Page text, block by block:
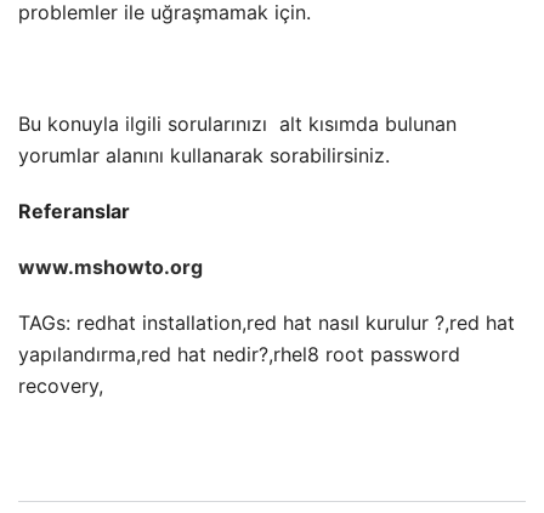
problemler ile uğraşmamak için.
Bu konuyla ilgili sorularınızı alt kısımda bulunan
yorumlar alanını kullanarak sorabilirsiniz.
Referanslar
www.mshowto.org
TAGs: redhat installation,red hat nasıl kurulur ?,red hat
yapılandırma,red hat nedir?,rhel8 root password
recovery,